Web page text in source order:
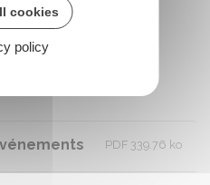
novembre
PDF 339.76 ko
cookies
policy